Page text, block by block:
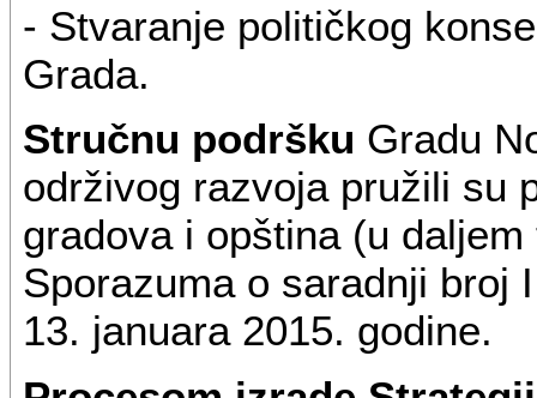
- Stvaranje političkog
Grada.
Stručnu podršku Gradu
održivog razvoja pružili su
gradova i opština (u
Sporazuma o saradnji broj
13. januara 2015. godine.